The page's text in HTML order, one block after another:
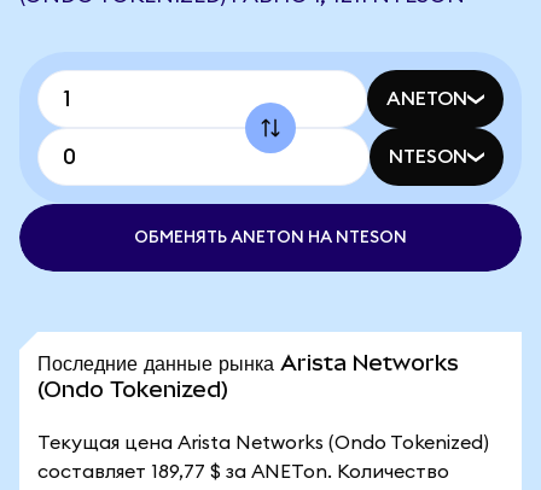
ANETON
NTESON
ОБМЕНЯТЬ ANETON НА NTESON
Последние данные рынка Arista Networks
(Ondo Tokenized)
Текущая цена Arista Networks (Ondo Tokenized)
составляет 189,77 $ за ANETon. Количество